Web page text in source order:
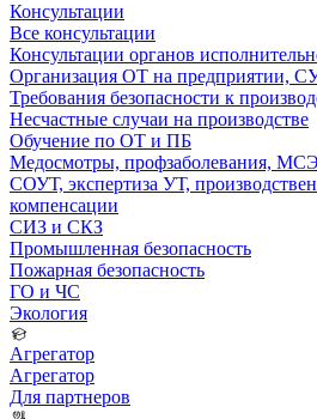
Консультации
Все консультации
Консультации органов
Организация ОТ на предприятии,
Требования безопасности к
Несчастные случаи на производстве
Обучение по ОТ и ПБ
Медосмотры, профзаболевания,
СОУТ, экспертиза УТ,
компенсации
СИЗ и СКЗ
Промышленная безопасность
Пожарная безопасность
ГО и ЧС
Экология
Агрегатор
Агрегатор
Для партнеров